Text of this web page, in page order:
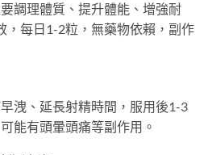
要調理體質、提升體能、增強耐
，每日1-2粒，無藥物依賴，副作
洩、延長射精時間，服用後1-3
能有頭暈頭痛等副作用。